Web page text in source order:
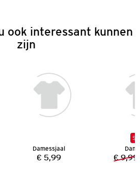
ook interessant kunnen
zijn
Damessjaal
Prijs:
€ 5,99 € 9,99